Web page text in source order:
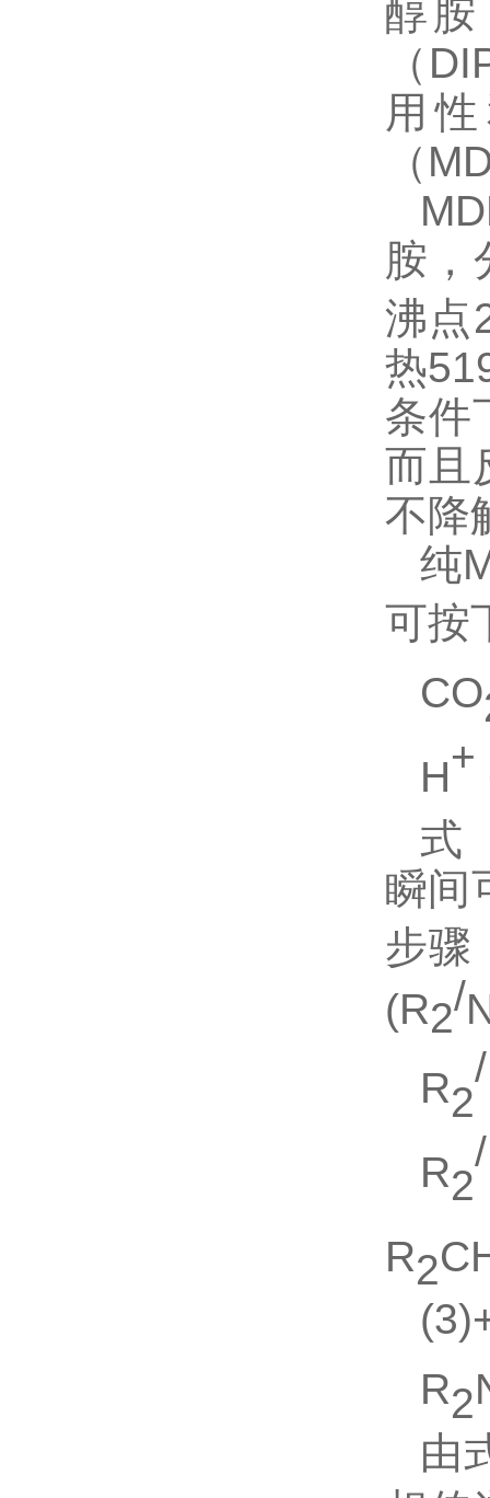
醇
（
用
（
胺，
沸点
热
条件
而且
不降
纯
可按
CO
H+
式
瞬间
步骤
(R2/
R2
/
R2
/
R2
R2
由